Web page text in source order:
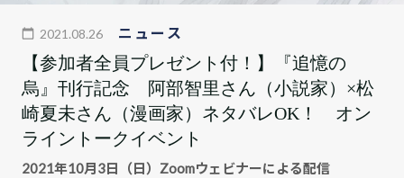
2021.08.26 ニュース
【参加者全員プレゼント付！】『追憶の
烏』刊行記念 阿部智里さん（小説家）×松
崎夏未さん（漫画家）ネタバレOK！ オン
ライントークイベント
2021年10月3日（日）Zoomウェビナーによる配信